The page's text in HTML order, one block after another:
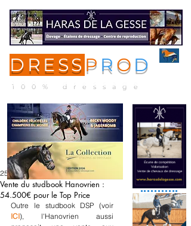
DRESS P R O D
100% dressage
Vente du studbook Hanovrien :
54.500€ pour le Top Price
25 janv.
ICI), l'Hanovrien aussi